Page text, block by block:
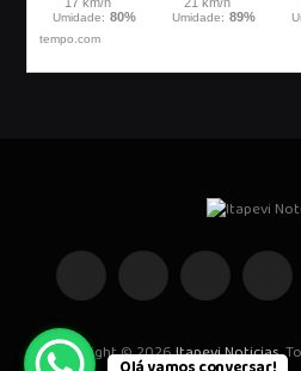
Facebook Instagram Pinterest
Copyright © 2026Itapevi Noticias.